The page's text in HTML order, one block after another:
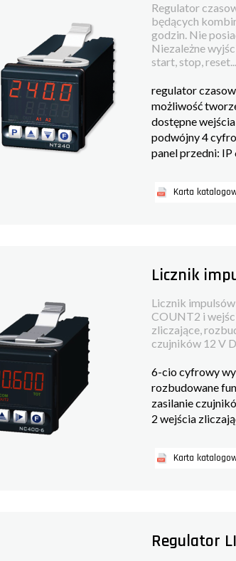
Regulator
będących
godzin. Nie
Niezależne
start, stop,
regulator
możliwość
dostępne
podwójny 4
panel przedni: IP
Karta
Licznik
Licznik
COUNT2 i
zliczające,
czujników 12 V
6-cio cyfrowy
rozbudowane
zasilanie
2 wejścia
Karta
Regulator